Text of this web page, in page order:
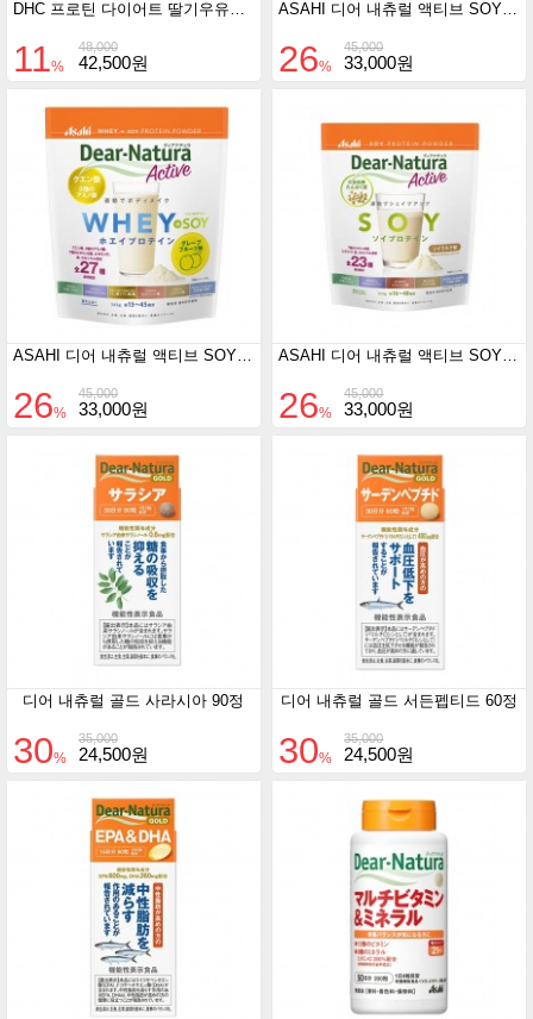
DHC 프로틴 다이어트 딸기우유（7봉입）
48,000
11% 42,500원
ASAHI 디어 내츄럴 액티브 SOY프로틴 소이 밀크맛 360g
45,000
26% 33,000원
45,000
26% 33,000원
45,000
26% 33,000원
디어 내츄럴 골드 사라시아 90정
35,000
30% 24,500원
디어 내츄럴 골드 서든펩티드 60정
35,000
30% 24,500원